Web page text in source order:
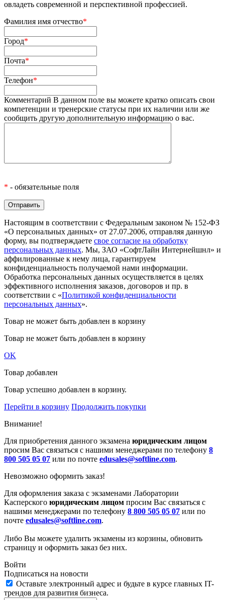
овладеть современной и перспективной профессией.
Фамилия имя отчество*
Город*
Почта*
Телефон*
Комментарий В данном поле вы можете кратко описать свои
компетенции и тренерские статусы при их наличии или же
сообщить другую дополнительную информацию о вас.
* - обязательные поля
Настоящим в соответствии с Федеральным законом № 152-ФЗ
«О персональных данных» от 27.07.2006, отправляя данную
форму, вы подтверждаете свое согласие на обработку
персональных данных. Мы, ЗАО «СофтЛайн Интернейшнл» и
аффилированные к нему лица, гарантируем
конфиденциальность получаемой нами информации.
Обработка персональных данных осуществляется в целях
эффективного исполнения заказов, договоров и пр. в
соответствии с «Политикой конфиденциальности
персональных данных».
Товар не может быть добавлен в корзину
Товар не может быть добавлен в корзину
OK
Товар добавлен
Товар успешно добавлен в корзину.
Перейти в корзину Продолжить покупки
Внимание!
Для приобретения данного экзамена юридическим лицом
просим Вас связаться с нашими менеджерами по телефону 8
800 505 05 07 или по почте edusales@softline.com.
Невозможно оформить заказ!
Для оформления заказа с экзаменами Лаборатории
Касперского юридическим лицом просим Вас связаться с
нашими менеджерами по телефону 8 800 505 05 07 или по
почте edusales@softline.com.
Либо Вы можете удалить экзамены из корзины, обновить
страницу и оформить заказ без них.
Войти
Подписаться на новости
Оставьте электронный адрес и будьте в курсе главных IT-
трендов для развития бизнеса.